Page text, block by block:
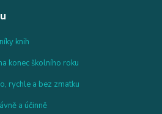
knih
konec školního roku
rychle a bez zmatku
a účinně